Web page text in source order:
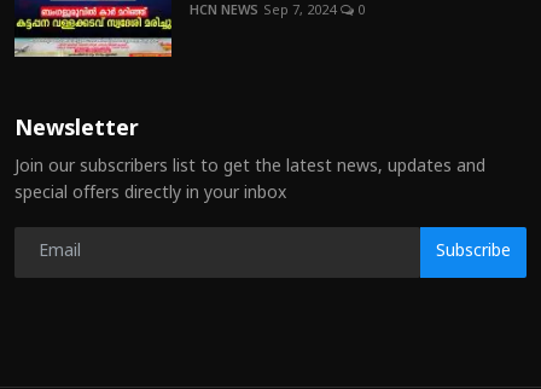
HCN NEWS Sep 7, 2024 0
Newsletter
Join our subscribers list to get the latest news, updates and
special offers directly in your inbox
Subscribe